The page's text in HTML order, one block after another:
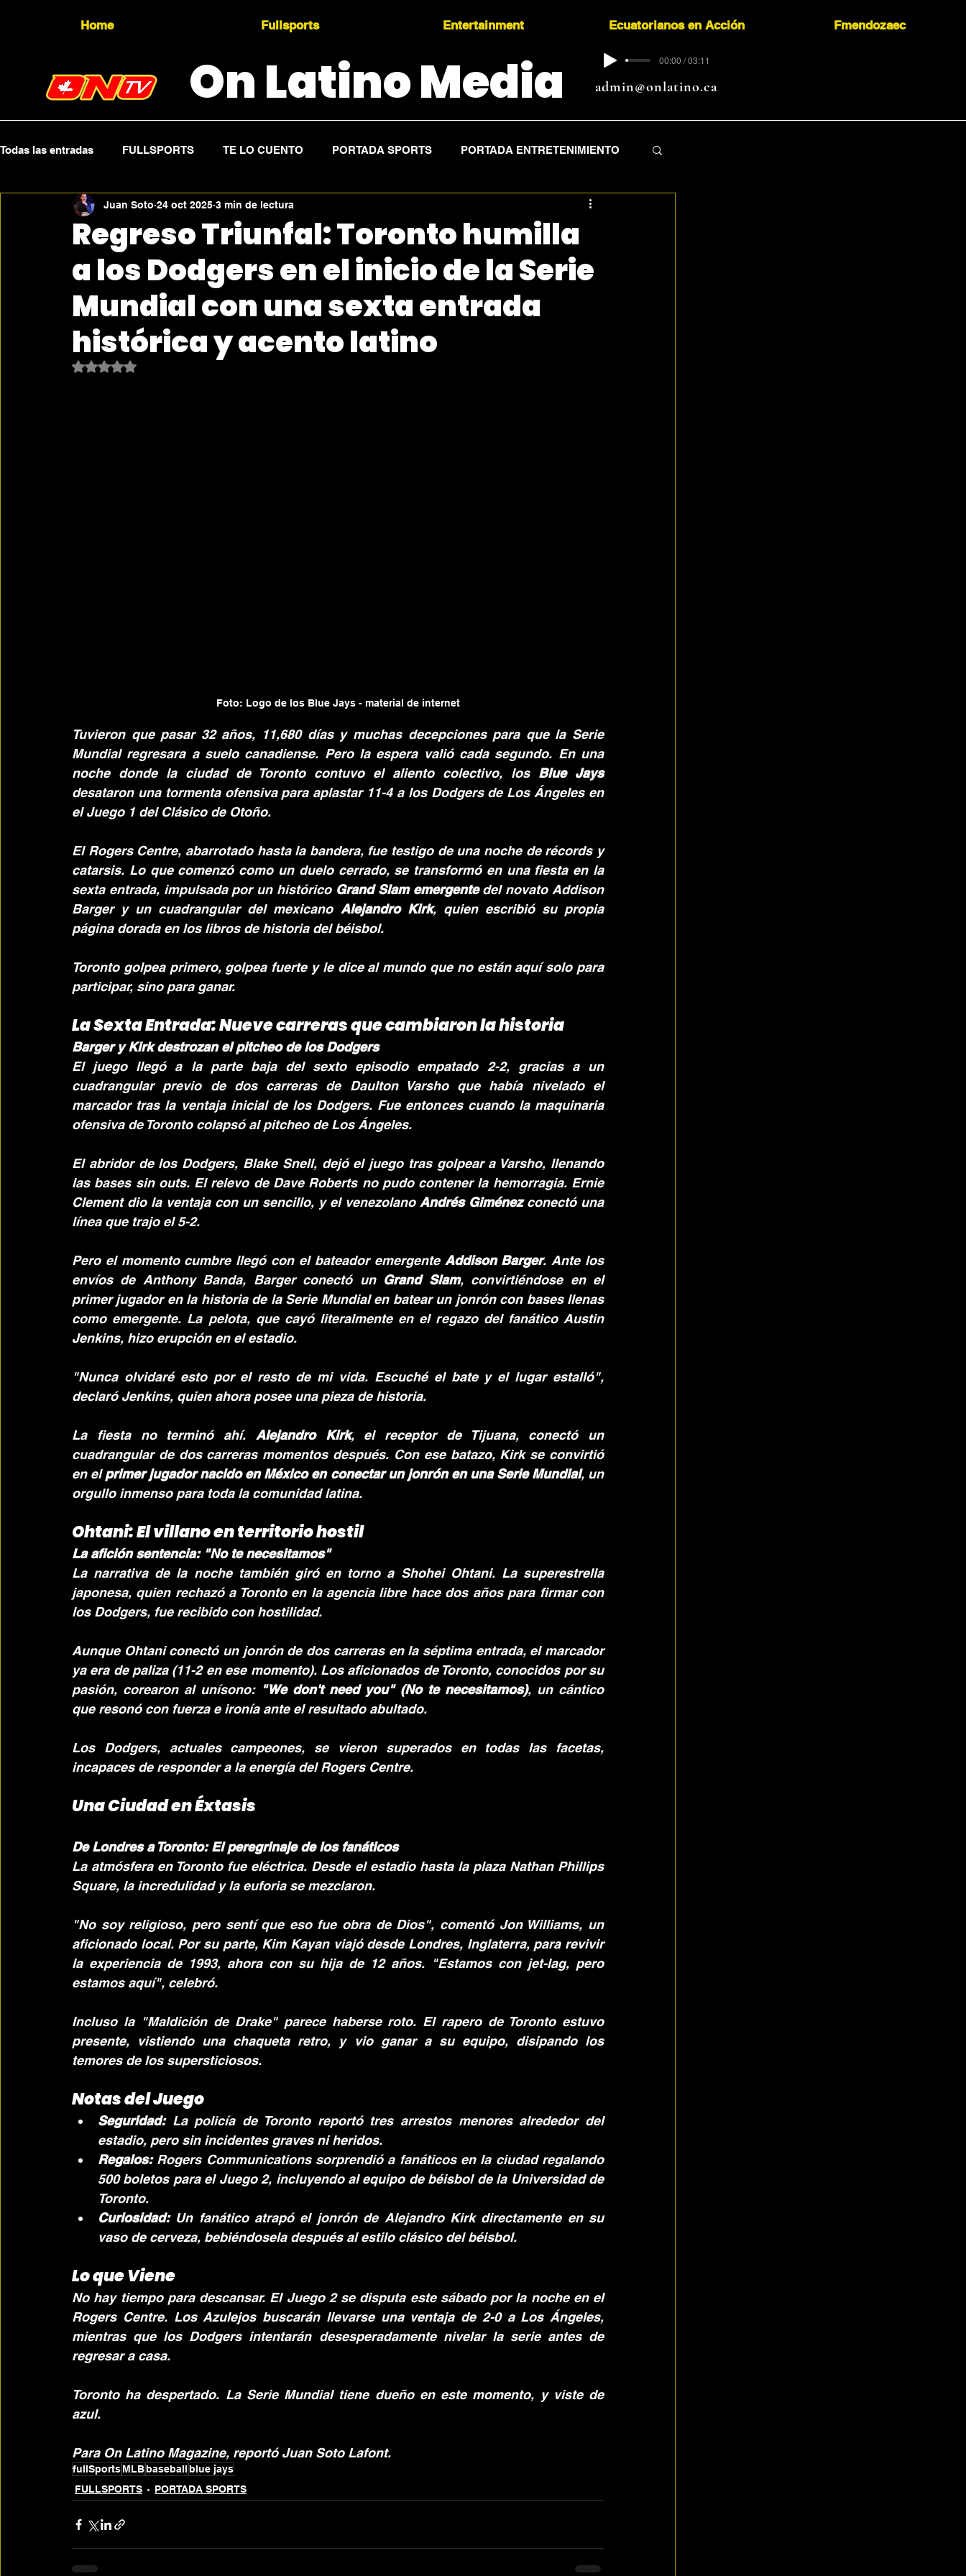
Home Fullsports Entertainment Ecuatorianos en Acción Fmendozaec
On Latino Media admin@onlatino.ca
00:00 / 03:11
Todas las entradas FULLSPORTS TE LO CUENTO PORTADA SPORTS PORTADA ENTRETENIMIENTO
Topicality PRESS RELEASE Press Sports
Regreso Triunfal: Toronto humilla
a los Dodgers en el inicio de la Serie
Mundial con una sexta entrada
histórica y acento latino
Juan Soto 24 oct 2025 3 min de lectura
Obtuvo NaN de 5 estrellas.
Foto: Logo de los Blue Jays - material de internet
Tuvieron que pasar 32 años, 11,680 días y muchas decepciones para que la Serie
Mundial regresara a suelo canadiense. Pero la espera valió cada segundo. En una
noche donde la ciudad de Toronto contuvo el aliento colectivo, los Blue Jays
desataron una tormenta ofensiva para aplastar 11-4 a los Dodgers de Los Ángeles en
el Juego 1 del Clásico de Otoño.
El Rogers Centre, abarrotado hasta la bandera, fue testigo de una noche de récords y
catarsis. Lo que comenzó como un duelo cerrado, se transformó en una fiesta en la
sexta entrada, impulsada por un histórico Grand Slam emergente del novato Addison
Barger y un cuadrangular del mexicano Alejandro Kirk, quien escribió su propia
página dorada en los libros de historia del béisbol.
Toronto golpea primero, golpea fuerte y le dice al mundo que no están aquí solo para
participar, sino para ganar.
La Sexta Entrada: Nueve carreras que cambiaron la historia
Barger y Kirk destrozan el pitcheo de los Dodgers
El juego llegó a la parte baja del sexto episodio empatado 2-2, gracias a un
cuadrangular previo de dos carreras de Daulton Varsho que había nivelado el
marcador tras la ventaja inicial de los Dodgers. Fue entonces cuando la maquinaria
ofensiva de Toronto colapsó al pitcheo de Los Ángeles.
El abridor de los Dodgers, Blake Snell, dejó el juego tras golpear a Varsho, llenando
las bases sin outs. El relevo de Dave Roberts no pudo contener la hemorragia. Ernie
Clement dio la ventaja con un sencillo, y el venezolano Andrés Giménez conectó una
línea que trajo el 5-2.
Pero el momento cumbre llegó con el bateador emergente Addison Barger. Ante los
envíos de Anthony Banda, Barger conectó un Grand Slam, convirtiéndose en el
primer jugador en la historia de la Serie Mundial en batear un jonrón con bases llenas
como emergente. La pelota, que cayó literalmente en el regazo del fanático Austin
Jenkins, hizo erupción en el estadio.
"Nunca olvidaré esto por el resto de mi vida. Escuché el bate y el lugar estalló",
declaró Jenkins, quien ahora posee una pieza de historia.
La fiesta no terminó ahí. Alejandro Kirk, el receptor de Tijuana, conectó un
cuadrangular de dos carreras momentos después. Con ese batazo, Kirk se convirtió
en el primer jugador nacido en México en conectar un jonrón en una Serie Mundial, un
orgullo inmenso para toda la comunidad latina.
Ohtani: El villano en territorio hostil
La afición sentencia: "No te necesitamos"
La narrativa de la noche también giró en torno a Shohei Ohtani. La superestrella
japonesa, quien rechazó a Toronto en la agencia libre hace dos años para firmar con
los Dodgers, fue recibido con hostilidad.
Aunque Ohtani conectó un jonrón de dos carreras en la séptima entrada, el marcador
ya era de paliza (11-2 en ese momento). Los aficionados de Toronto, conocidos por su
pasión, corearon al unísono: "We don't need you" (No te necesitamos), un cántico
que resonó con fuerza e ironía ante el resultado abultado.
Los Dodgers, actuales campeones, se vieron superados en todas las facetas,
incapaces de responder a la energía del Rogers Centre.
Una Ciudad en Éxtasis
De Londres a Toronto: El peregrinaje de los fanáticos
La atmósfera en Toronto fue eléctrica. Desde el estadio hasta la plaza Nathan Phillips
Square, la incredulidad y la euforia se mezclaron.
"No soy religioso, pero sentí que eso fue obra de Dios", comentó Jon Williams, un
aficionado local. Por su parte, Kim Kayan viajó desde Londres, Inglaterra, para revivir
la experiencia de 1993, ahora con su hija de 12 años. "Estamos con jet-lag, pero
estamos aquí", celebró.
Incluso la "Maldición de Drake" parece haberse roto. El rapero de Toronto estuvo
presente, vistiendo una chaqueta retro, y vio ganar a su equipo, disipando los
temores de los supersticiosos.
Notas del Juego
Seguridad: La policía de Toronto reportó tres arrestos menores alrededor del
estadio, pero sin incidentes graves ni heridos.
Regalos: Rogers Communications sorprendió a fanáticos en la ciudad regalando
500 boletos para el Juego 2, incluyendo al equipo de béisbol de la Universidad de
Toronto.
Curiosidad: Un fanático atrapó el jonrón de Alejandro Kirk directamente en su
vaso de cerveza, bebiéndosela después al estilo clásico del béisbol.
Lo que Viene
No hay tiempo para descansar. El Juego 2 se disputa este sábado por la noche en el
Rogers Centre. Los Azulejos buscarán llevarse una ventaja de 2-0 a Los Ángeles,
mientras que los Dodgers intentarán desesperadamente nivelar la serie antes de
regresar a casa.
Toronto ha despertado. La Serie Mundial tiene dueño en este momento, y viste de
azul.
Para On Latino Magazine, reportó Juan Soto Lafont.
fullSportsMLBbaseballblue jays
FULLSPORTS
PORTADA SPORTS